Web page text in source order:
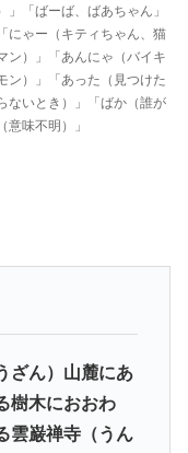
「ばーば、ばあちゃん」
にゃー（キティちゃん、猫
ン）」「あんにゃ（バイキ
ン）」「あった（見つけた
ないとき）」「ばか（誰が
味不明）」
ざん）山麓にあ
樹木におおわ
雲巌禅寺（うん